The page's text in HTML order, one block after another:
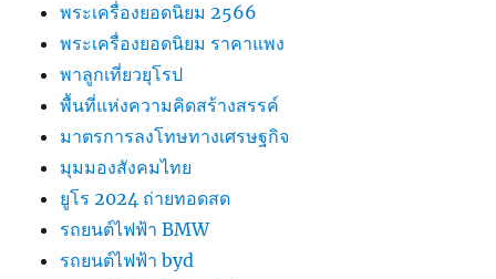
พระเครื่องยอดนิยม 2566
พระเครื่องยอดนิยม ราคาแพง
พาลูกเที่ยวยุโรป
พื้นที่แห่งความคิดสร้างสรรค์
มาตรการลงโทษทางเศรษฐกิจ
มุมมองสังคมไทย
ยูโร 2024 ถ่ายทอดสด
รถยนต์ไฟฟ้า BMW
รถยนต์ไฟฟ้า byd